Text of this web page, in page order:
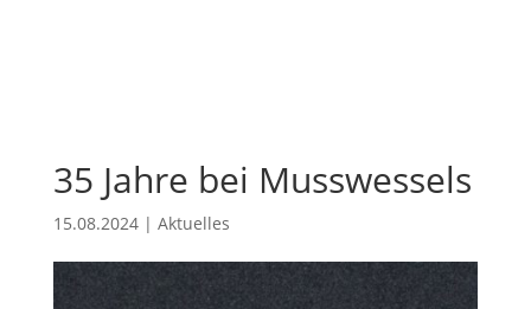
35 Jahre bei Musswessels
15.08.2024| Aktuelles